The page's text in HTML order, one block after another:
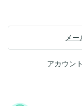
メ
アカウン